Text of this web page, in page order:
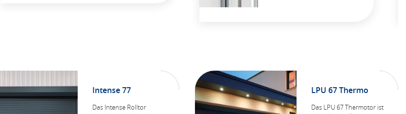
Intense 77
Das Intense Rolltor
LPU 67 Thermo
Das LPU 67 Thermotor ist